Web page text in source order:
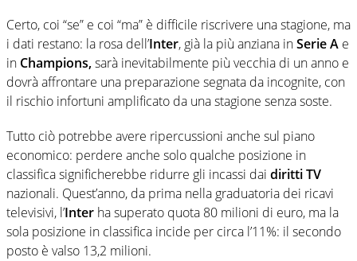
Certo, coi “se” e coi “ma” è difficile riscrivere una stagione, ma
i dati restano: la rosa dell’Inter, già la più anziana inSerie A e
in Champions,sarà inevitabilmente più vecchia di un anno e
dovrà affrontare una preparazione segnata da incognite, con
il rischio infortuni amplificato da una stagione senza soste.
Tutto ciò potrebbe avere ripercussioni anche sul piano
economico: perdere anche solo qualche posizione in
classifica significherebbe ridurre gli incassi dai diritti TV
nazionali. Quest’anno, da prima nella graduatoria dei ricavi
televisivi, l’Inter ha superato quota 80 milioni di euro, ma la
sola posizione in classifica incide per circa l’11%: il secondo
posto è valso 13,2 milioni.